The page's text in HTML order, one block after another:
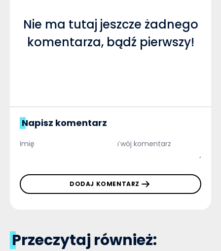
Nie ma tutaj jeszcze żadnego
komentarza, bądź pierwszy!
Napisz komentarz
DODAJ KOMENTARZ
Przeczytaj również: